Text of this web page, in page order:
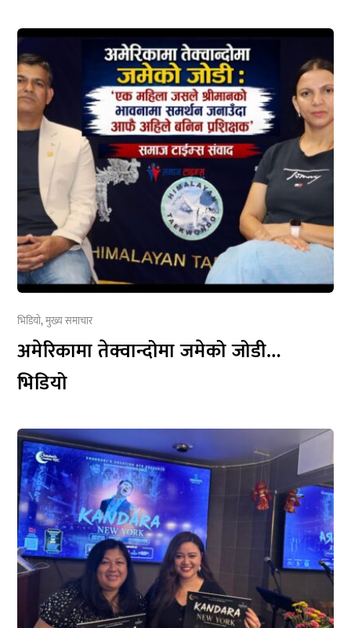
भिडियो,मुख्य समाचार
अमेरिकामा तेक्वान्दोमा जमेको जोडी…
भिडियो